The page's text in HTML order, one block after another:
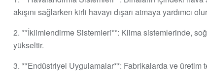
akışını sağlarken kirli havayı dışarı atmaya yardımcı
2. **İklimlendirme Sistemleri**: Klima sistemlerinde,
yükseltir.
3. **Endüstriyel Uygulamalar**: Fabrikalarda ve üretim